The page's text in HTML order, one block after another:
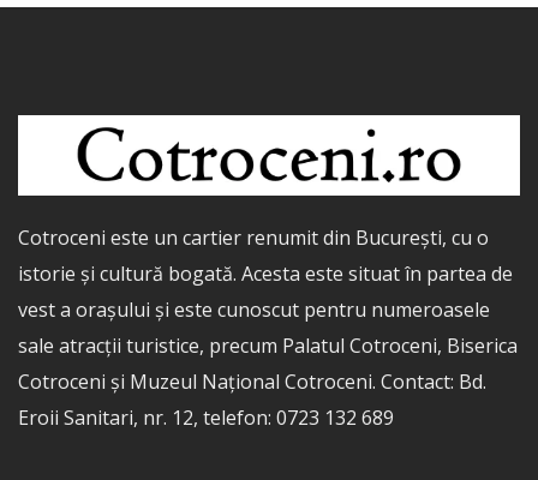
Cotroceni este un cartier renumit din București, cu o
istorie și cultură bogată. Acesta este situat în partea de
vest a orașului și este cunoscut pentru numeroasele
sale atracții turistice, precum Palatul Cotroceni, Biserica
Cotroceni și Muzeul Național Cotroceni. Contact: Bd.
Eroii Sanitari, nr. 12, telefon: 0723 132 689